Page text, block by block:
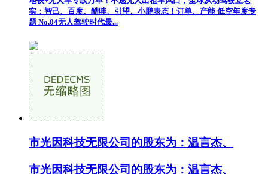
实：智己、百度、酷哇、引望、小鹏表态！订单、产能 低空年度专
题 No.04无人驾驶时代最...
市光因科技无限公司的股东为：温言杰、
市光因科技无限公司的股东为：温言杰、